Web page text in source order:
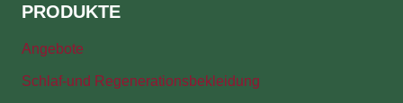
PRODUKTE
Angebote
Schlaf-und Regenerationsbekleidung